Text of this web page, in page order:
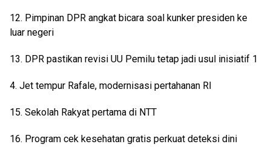
12. Pimpinan DPR angkat bicara soal kunker presiden ke
luar negeri
13. DPR pastikan revisi UU Pemilu tetap jadi usul inisiatif 1
4. Jet tempur Rafale, modernisasi pertahanan RI
15. Sekolah Rakyat pertama di NTT
16. Program cek kesehatan gratis perkuat deteksi dini